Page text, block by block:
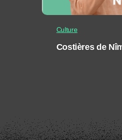
Culture
Costières de